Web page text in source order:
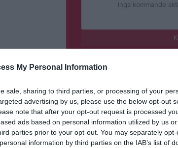
My Personal Information
sale, sharing to third parties, or processing of your
advertising by us, please use the below opt-out
note that after your opt-out request is processed
ads based on personal information utilized by us
parties prior to your opt-out. You may separately
information by third parties on the IAB’s list of
Storvretacupen 2025 UPPDATERAD 2025-12-28 Kl.21:38
Inga kommande